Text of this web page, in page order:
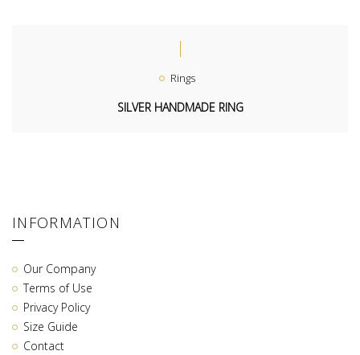
Rings
SILVER HANDMADE RING
INFORMATION
Our Company
Terms of Use
Privacy Policy
Size Guide
Contact